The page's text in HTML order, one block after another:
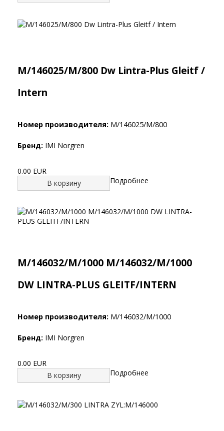
M/146025/M/800 Dw Lintra-Plus Gleitf /
Intern
Номер производителя: M/146025/M/800
Бренд: IMI Norgren
0.00 EUR
В корзину
Подробнее
M/146032/M/1000 M/146032/M/1000
DW LINTRA-PLUS GLEITF/INTERN
Номер производителя: M/146032/M/1000
Бренд: IMI Norgren
0.00 EUR
В корзину
Подробнее